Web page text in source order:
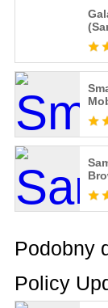
Podobny
Policy